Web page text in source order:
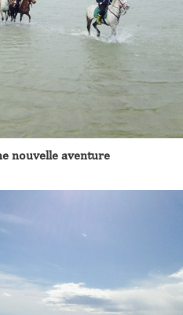
nouvelle aventure